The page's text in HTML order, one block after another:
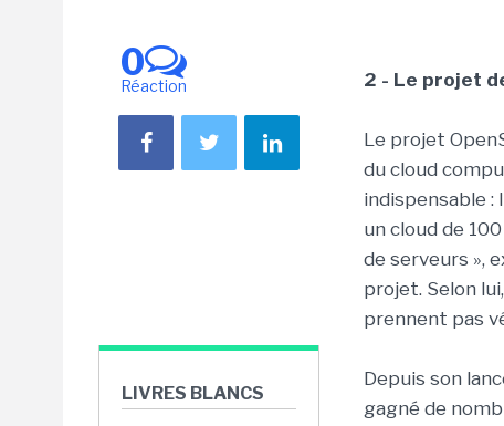
0
Réaction
LIVRES BLANCS
2 - Le projet
Le projet
du cloud
indispensable :
un cloud de
de serveurs »,
projet. Selon
prennent pas
Depuis son
gagné de